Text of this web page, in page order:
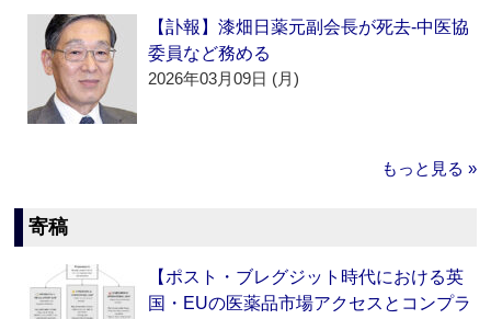
【訃報】漆畑日薬元副会長が死去‐中医協
委員など務める
2026年03月09日 (月)
もっと見る »
寄稿
【ポスト・ブレグジット時代における英
国・EUの医薬品市場アクセスとコンプラ